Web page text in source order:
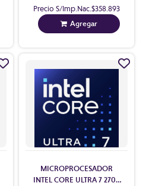
Precio S/Imp.Nac. $358.893
Agregar
MICROPROCESADOR
INTEL CORE ULTRA 7 270K